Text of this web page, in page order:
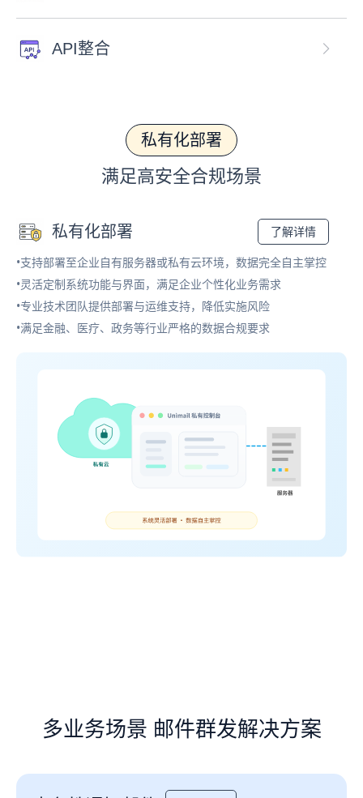
API整合
私有化部署
满足高安全合规场景
私有化部署 了解详情
•支持部署至企业自有服务器或私有云环境，数据完全自主掌控
•灵活定制系统功能与界面，满足企业个性化业务需求
•专业技术团队提供部署与运维支持，降低实施风险
•满足金融、医疗、政务等行业严格的数据合规要求
多业务场景 邮件群发解决方案